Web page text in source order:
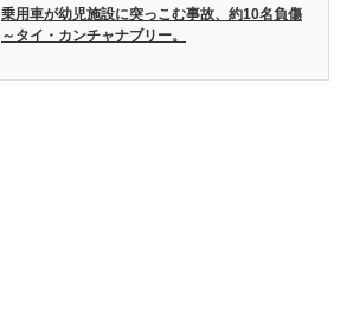
乗用車が幼児施設に突っこむ事故、約10名負傷
～タイ・カンチャナブリー。